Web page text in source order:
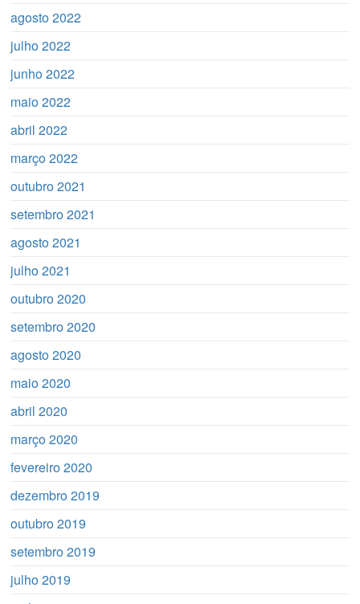
agosto 2022
julho 2022
junho 2022
maio 2022
abril 2022
março 2022
outubro 2021
setembro 2021
agosto 2021
julho 2021
outubro 2020
setembro 2020
agosto 2020
maio 2020
abril 2020
março 2020
fevereiro 2020
dezembro 2019
outubro 2019
setembro 2019
julho 2019